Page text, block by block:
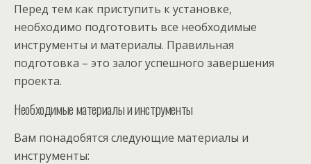
Перед тем как приступить к установке,
необходимо подготовить все необходимые
инструменты и материалы. Правильная
подготовка – это залог успешного завершения
проекта.
Необходимые материалы и инструменты
Вам понадобятся следующие материалы и
инструменты: